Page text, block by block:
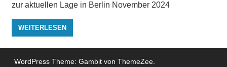
zur aktuellen Lage in Berlin November 2024
WEITERLESEN
WordPress Theme: Gambit von ThemeZee.